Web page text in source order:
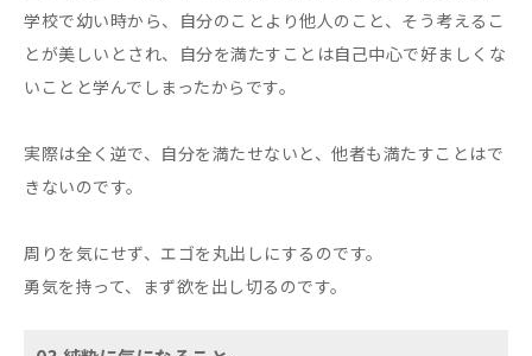
学校で幼い時から、自分のことより他人のこと、そう考えるこ
とが美しいとされ、自分を満たすことは自己中心で好ましくな
いことと学んでしまったからです。
実際は全く逆で、自分を満たせないと、他者も満たすことはで
きないのです。
周りを気にせず、エゴを丸出しにするのです。
勇気を持って、まず欲を出し切るのです。